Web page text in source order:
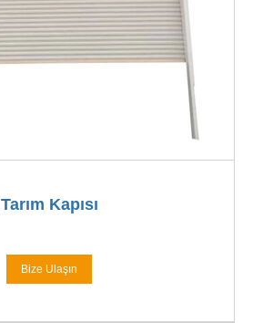
Tarım Kapısı
Bize Ulaşın